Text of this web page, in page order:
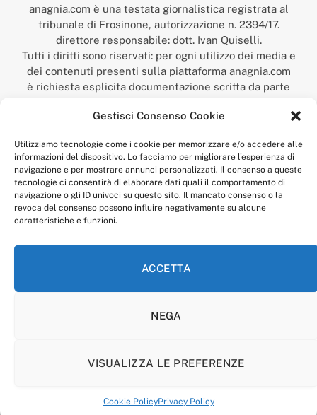
Gestisci Consenso Cookie
Utilizziamo tecnologie come i cookie per memorizzare e/o accedere alle
informazioni del dispositivo. Lo facciamo per migliorare l'esperienza di
navigazione e per mostrare annunci personalizzati. Il consenso a queste
tecnologie ci consentirà di elaborare dati quali il comportamento di
navigazione o gli ID univoci su questo sito. Il mancato consenso o la
revoca del consenso possono influire negativamente su alcune
caratteristiche e funzioni.
ACCETTA
NEGA
VISUALIZZA LE PREFERENZE
Cookie PolicyPrivacy Policy
anagnia.com è una testata giornalistica registrata al
tribunale di Frosinone, autorizzazione n. 2394/17.
direttore responsabile: dott. Ivan Quiselli.
Tutti i diritti sono riservati: per ogni utilizzo dei media e
dei contenuti presenti sulla piattaforma anagnia.com
è richiesta esplicita documentazione scritta da parte
“Anagnia” è un marchio registrato presso l’Ufficio Italiano
Economico,
num. registrazione: 302017000014044 del 9 febbraio 2017.
Per contatti:redazione@anagnia.com
COOKIE POLICY